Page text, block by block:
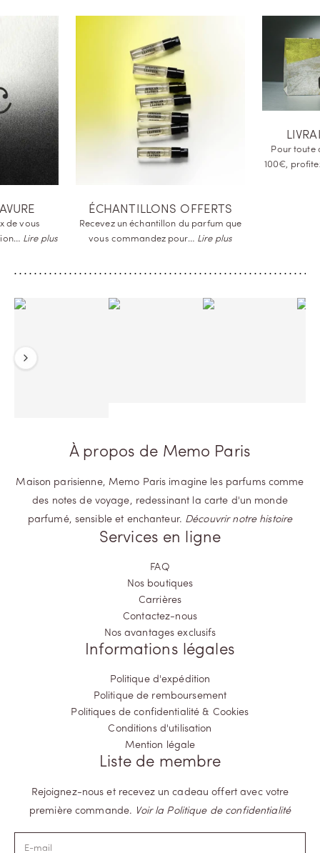
de vous
Lire plus
ÉCHANTILLONS OFFERTS
Recevez un échantillon du parfum que
vous commandez pour… Lire plus
Pour toute
100€,
Précédent
Suivant
À propos de Memo Paris
Maison parisienne, Memo Paris imagine les parfums comme
des notes de voyage, redessinant la carte d'un monde
parfumé, sensible et enchanteur. Découvrir notre histoire
Services en ligne
FAQ
Nos boutiques
Carrières
Contactez-nous
Nos avantages exclusifs
Informations légales
Politique d'expédition
Politique de remboursement
Politiques de confidentialité & Cookies
Conditions d'utilisation
Mention légale
Liste de membre
Rejoignez-nous et recevez un cadeau offert avec votre
première commande. Voir la Politique de confidentialité